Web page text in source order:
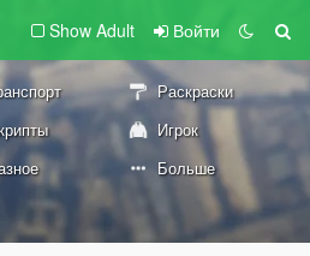
Show Adult Войти
Раскраски
Игрок
Больше